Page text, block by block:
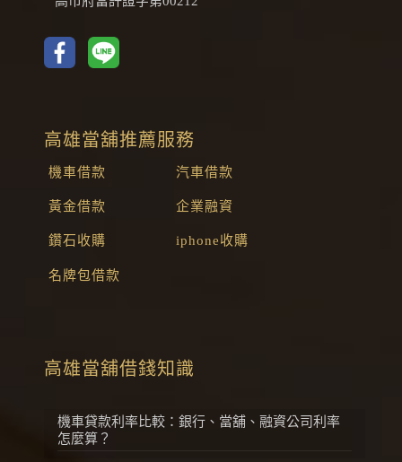
高雄當舖推薦服務
機車借款 汽車借款
黃金借款 企業融資
鑽石收購 iphone收購
名牌包借款
高雄當舖借錢知識
機車貸款利率比較：銀行、當舖、融資公司利率
怎麼算？